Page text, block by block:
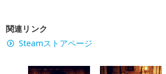
関連リンク
Steamストアページ